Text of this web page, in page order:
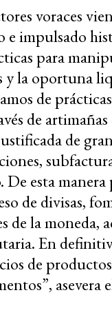
voraces
e impulsado
para
y la oportuna
de
de
de
De esta
de divisas,
de la moneda,
En
de
asevera